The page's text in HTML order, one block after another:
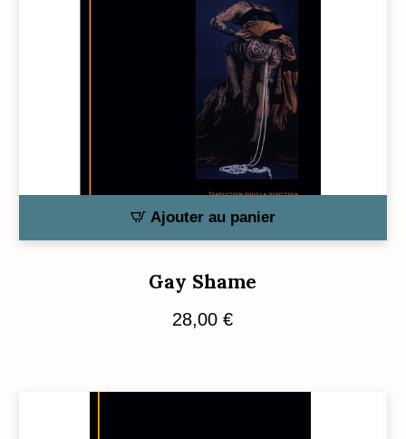
Ajouter au panier
Gay Shame
28,00 €